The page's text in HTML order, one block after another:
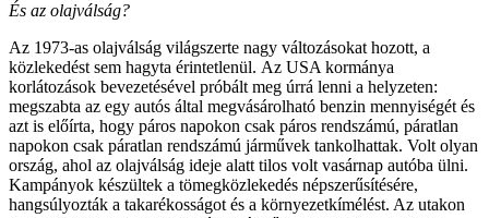
És az olajválság?
Az 1973-as olajválság világszerte nagy változásokat hozott, a
közlekedést sem hagyta érintetlenül. Az USA kormánya
korlátozások bevezetésével próbált meg úrrá lenni a helyzeten:
megszabta az egy autós által megvásárolható benzin mennyiségét és
azt is előírta, hogy páros napokon csak páros rendszámú, páratlan
napokon csak páratlan rendszámú járművek tankolhattak. Volt olyan
ország, ahol az olajválság ideje alatt tilos volt vasárnap autóba ülni.
Kampányok készültek a tömegközlekedés népszerűsítésére,
hangsúlyozták a takarékosságot és a környezetkímélést. Az utakon